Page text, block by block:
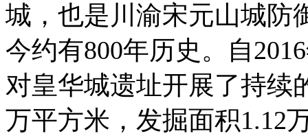
城，也是川渝宋元山城防
今约有800年历史。自
对皇华城遗址开展了持续
万平方米，发掘面积1.12